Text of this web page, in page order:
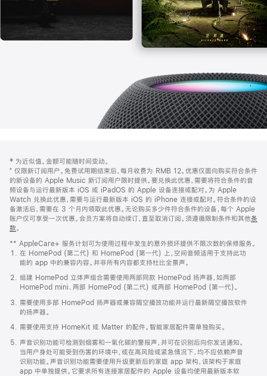
页
页
脚
注
‡ 为近似值。金额可能随时间变动。
⁺ 仅限新订阅用户。免费试用期结束后，每月收费为 RMB 12。优惠仅面向购买符合条件
的新设备的 Apple Music 新订阅用户限时提供。要兑换此优惠，需要将符合条件的音
频设备与运行最新版本 iOS 或 iPadOS 的 Apple 设备连接或配对。为 Apple
Watch 兑换此优惠，需要与运行最新版本 iOS 的 iPhone 连接或配对。符合条件的设
备激活后，需要在 3 个月内领取此优惠。无论购买多少件符合条件的设备，每个 Apple
账户仅可享受一次优惠。会员方案将自动续订，直至取消订阅。须遵循限制条件和其他条
款。
窗
口
中
打
开)
** AppleCare+ 服务计划可为使用过程中发生的意外损坏提供不限次数的保修服务。
在 HomePod (第二代) 和 HomePod (第一代) 上，空间音频适用于支持此功
能的 app 中的兼容内容。并非所有内容都支持杜比全景声。
组建 HomePod 立体声组合需要使用两部同款 HomePod 扬声器，如两部
HomePod mini、两部 HomePod (第二代) 或两部 HomePod (第一代)。
需要使用多部 HomePod 扬声器或兼容隔空播放功能并运行最新隔空播放软件
的扬声器。
需要使用支持 HomeKit 或 Matter 的配件。智能家居配件需单独购买。
声音识别功能可检测到烟雾和一氧化碳的警报声，并可在识别后向你发送通知。
当用户身处可能受到伤害的环境中，或在高风险或紧急情况下，均不应依赖声音
识别功能。声音识别功能需要使用升级更新后的家庭 app 架构，该架构于家庭
app 中单独提供。它要求所有连接家居配件的 Apple 设备均使用最新版本软